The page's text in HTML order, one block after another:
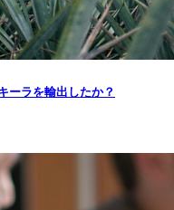
ーラを輸出したか？